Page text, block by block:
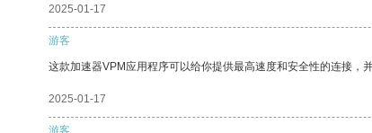
2025-01-17
游客
这款加速器VPM应用程序可以给你提供最高速度和安全性的连接，
2025-01-17
游客